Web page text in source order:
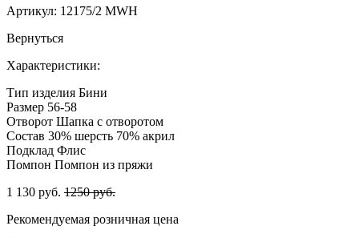
Артикул: 12175/2 MWH
Вернуться
Характеристики:
Тип изделия Бини
Размер 56-58
Отворот Шапка с отворотом
Состав 30% шерсть 70% акрил
Подклад Флис
Помпон Помпон из пряжи
1 130 руб. 1250 руб.
Рекомендуемая розничная цена